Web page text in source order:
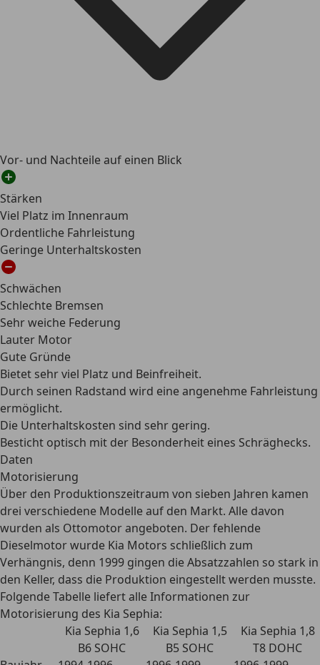
Vor- und Nachteile auf einen Blick
Stärken
Viel Platz im Innenraum
Ordentliche Fahrleistung
Geringe Unterhaltskosten
Schwächen
Schlechte Bremsen
Sehr weiche Federung
Lauter Motor
Gute Gründe
Bietet sehr viel Platz und Beinfreiheit.
Durch seinen Radstand wird eine angenehme Fahrleistung
ermöglicht.
Die Unterhaltskosten sind sehr gering.
Besticht optisch mit der Besonderheit eines Schräghecks.
Daten
Motorisierung
Über den Produktionszeitraum von sieben Jahren kamen
drei verschiedene Modelleauf den Markt. Alle davon
wurden als Ottomotor angeboten. Der fehlende
Dieselmotor wurde Kia Motors schließlich zum
Verhängnis, denn 1999 gingen die Absatzzahlen so stark in
den Keller, dass die Produktion eingestellt werden musste.
Folgende Tabelle liefert alle Informationen zur
Motorisierung des Kia Sephia:
Kia Sephia 1,6
B6 SOHC
Kia Sephia 1,5
B5 SOHC
Kia Sephia 1,8
T8 DOHC